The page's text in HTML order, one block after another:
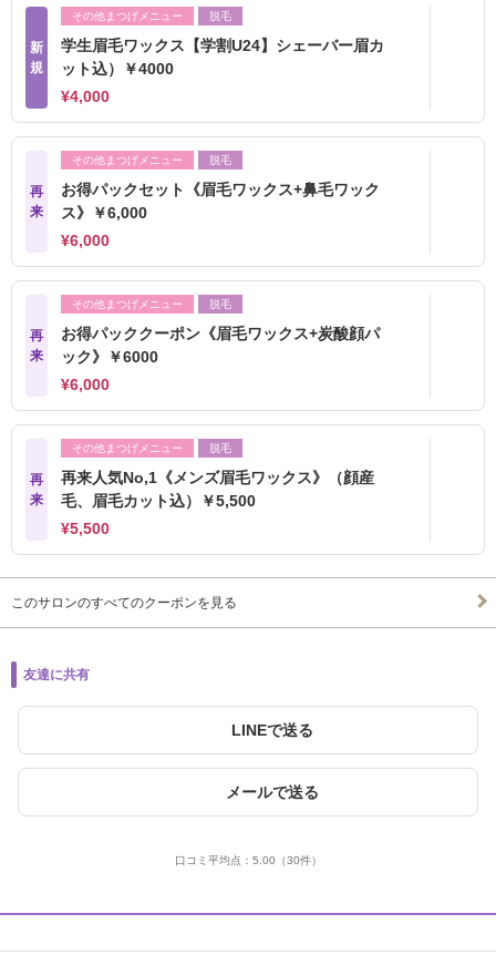
新
規
その他まつげメニュー 脱毛
学生眉毛ワックス【学割U24】シェーバー眉カ
ット込）￥4000
¥4,000
再
来
その他まつげメニュー 脱毛
お得パックセット《眉毛ワックス+鼻毛ワック
ス》￥6,000
¥6,000
再
来
その他まつげメニュー 脱毛
お得パッククーポン《眉毛ワックス+炭酸顔パ
ック》￥6000
¥6,000
再
来
その他まつげメニュー 脱毛
再来人気No,1《メンズ眉毛ワックス》（顔産
毛、眉毛カット込）￥5,500
¥5,500
このサロンのすべてのクーポンを見る
友達に共有
LINEで送る
メールで送る
口コミ平均点： 5.00 （30件）